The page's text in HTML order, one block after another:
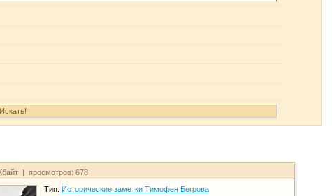
| просмотров: 678
Тип: Исторические заметки Тимофея Бегрова